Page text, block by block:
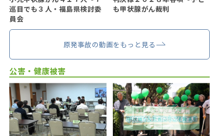
巡目でも３人・福島県検討委
員会
も甲状腺がん裁判
原発事故の動画をもっと見る
公害・健康被害